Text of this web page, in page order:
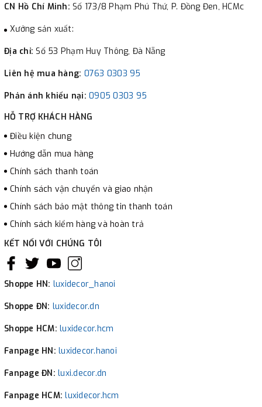
CN Hồ Chí Minh: Số 173/8 Phạm Phú Thứ, P. Đồng Đen, HCMc
Xưởng sản xuất:
Địa chỉ:Số 53 Phạm Huy Thông, Đà Nẵng
Liên hệ mua hàng: 0763 0303 95
Phản ánh khiếu nại: 0905 0303 95
HỖ TRỢ KHÁCH HÀNG
Điều kiện chung
Hướng dẫn mua hàng
Chính sách thanh toán
Chính sách vận chuyển và giao nhận
Chính sách bảo mật thông tin thanh toán
Chính sách kiểm hàng và hoàn trả
KẾT NỐI VỚI CHÚNG TÔI
Shoppe HN: luxidecor_hanoi
Shoppe ĐN: luxidecor.dn
Shoppe HCM: luxidecor.hcm
Fanpage HN: luxidecor.hanoi
Fanpage ĐN: luxi.decor.dn
Fanpage HCM:luxidecor.hcm